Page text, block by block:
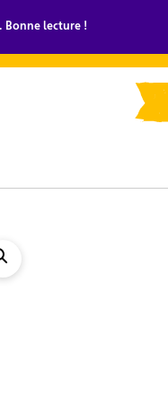
Bonne lecture !